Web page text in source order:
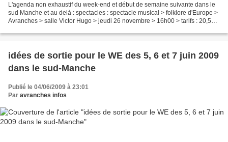
L'agenda non exhaustif du week-end et début de semaine suivante dans le
sud Manche et au delà : spectacles : spectacle musical > folklore d'Europe >
Avranches > salle Victor Hugo > jeudi 26 novembre > 16h00 > tarifs : 20,50 €
idées de sortie pour le WE des 5, 6 et 7 juin 2009
dans le sud-Manche
Publié le 04/06/2009 à 23:01
Par avranches infos